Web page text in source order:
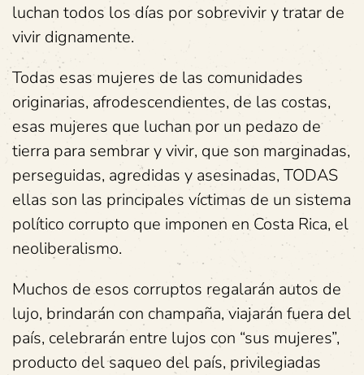
luchan todos los días por sobrevivir y tratar de
vivir dignamente.
Todas esas mujeres de las comunidades
originarias, afrodescendientes, de las costas,
esas mujeres que luchan por un pedazo de
tierra para sembrar y vivir, que son marginadas,
perseguidas, agredidas y asesinadas, TODAS
ellas son las principales víctimas de un sistema
político corrupto que imponen en Costa Rica, el
neoliberalismo.
Muchos de esos corruptos regalarán autos de
lujo, brindarán con champaña, viajarán fuera del
país, celebrarán entre lujos con “sus mujeres”,
producto del saqueo del país, privilegiadas